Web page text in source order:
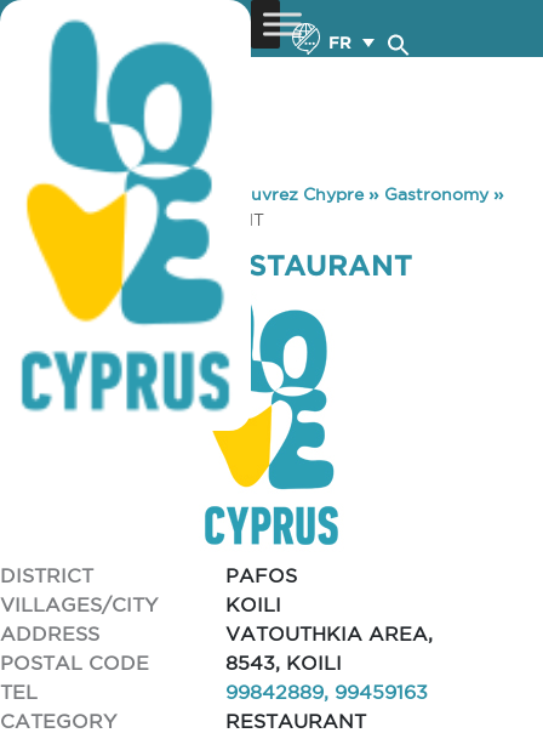
FR
You are here: Home »Découvrez Chypre» Gastronomy»
VATOUTHKIA RESTAURANT
VATOUTHKIA RESTAURANT
DISTRICT
PAFOS
VILLAGES/CITY
KOILI
ADDRESS
VATOUTHKIA AREA,
POSTAL CODE
8543, KOILI
TEL
99842889, 99459163
CATEGORY
RESTAURANT